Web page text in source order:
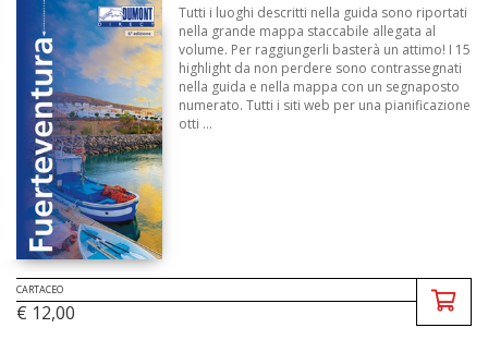
Tutti i luoghi descritti nella guida sono riportati
nella grande mappa staccabile allegata al
volume. Per raggiungerli basterà un attimo! I 15
highlight da non perdere sono contrassegnati
nella guida e nella mappa con un segnaposto
numerato. Tutti i siti web per una pianificazione
otti ...
CARTACEO
€ 12,00